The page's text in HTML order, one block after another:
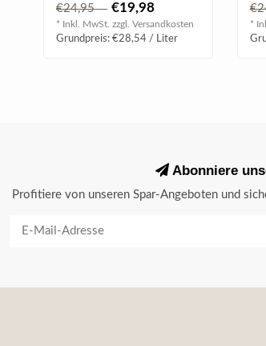
€24,95 €19,98
* Inkl. MwSt. zzgl. Versandkosten
Grundpreis: €28,54 / Liter
*
Abonniere
Profitiere von unseren Spar-Angeboten und